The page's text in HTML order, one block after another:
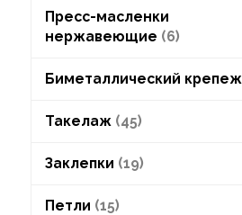
Пресс-масленки
нержавеющие
6
Биметаллический крепеж
Такелаж 45
Заклепки 19
Петли 15